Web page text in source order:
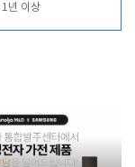
1년 이상